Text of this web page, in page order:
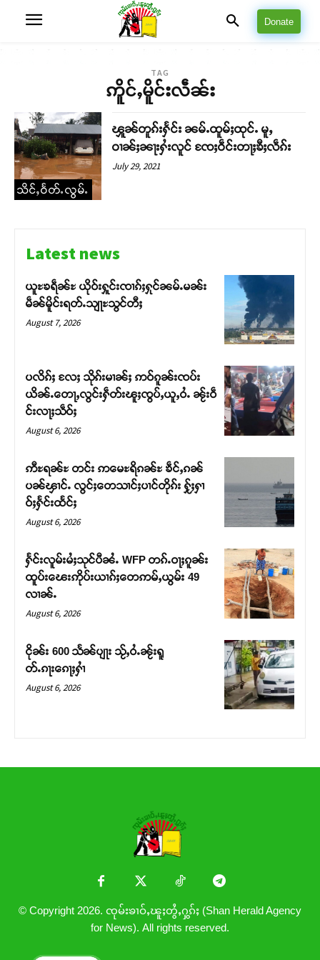
တႃႇႁႂ်ႈသဵင်ၵၢင်ၸႂ်ၵူၼ်းမိူင်း ၵူႈတီႈၵူႈလႅၼ်ပေႃးတေၸွ
တ်ႇ တူဝ်ႈလုမ်ႈၾႃႉၼၼ်ႉ ၶဝ်ႈႁူမ်ႈၵမ်ႉထႅမ် ၸုမ်းၶၢ
ဝ်ႇၽူႈတွႆႇႁွၵ်ႈ လႆႈယူႇၶႃႈဢေႃႈ။
Donate
TAG
ဢိူင်ႇမိူင်းလဵၼ်း
သိင်ႇဝႅတ်ႉလွမ်ႉ
ၾူၼ်တူၵ်းႁႅင်း ၼမ်ႉထူမ်ႈထုင်ႉ မူႇ
ဝၢၼ်ႈၼႃးႁႆးလူင် ၸႄႈဝဵင်းတႃႈၶီႈလဵၵ်း
July 29, 2021
Latest news
ယူႊၶရဵၼ်ႊ ယိုဝ်းႁူင်းၸၢၵ်ႈႁုင်ၼမ်ႉမၼ်း
မဵၼ်မိူင်းရတ်ႉသျႃႊသွင်တီႈ
August 7, 2026
ပလိၵ်ႈ လႄႈ သိုၵ်းမၢၼ်ႈ ဢဝ်ၵူၼ်းၸပ်း
ယိၼ်ႉတေႃႇလွင်းႁဵတ်းၽူႈၸွပ်ႇယူႇဝႆႉ ၼႂ်းဝဵ
င်းလႃႈသဵဝ်ႈ
August 6, 2026
ဢီႊရၼ်ႊ တင်း ဢမေႊရိၵၼ်ႊ ၶဵင်ႇၵၼ်
ပၼ်ၾၢင်ႉ လွင်ႈတေသၢင်ႈပၢင်တိုၵ်း ႁႂ်ႈႁၢ
ဝ်ႈႁႅင်းထႅင်ႈ
August 6, 2026
ႁႅင်းလူမ်းမႆႈသုင်ပီၼႆႉ WFP တၵ်ႉဝႃႈၵူၼ်း
ထူပ်းၽေးဢိုပ်းယၢၵ်ႈတေဢမ်ႇယွမ်း 49
လၢၼ်ႉ
August 6, 2026
ငိုၼ်း 600 သႅၼ်ပျႃး သႂ်ႇဝႆႉၼႂ်းရူ
တ်ႉၵႃးၵေႃႈႁၢႆ
August 6, 2026
© Copyright 2026. ၸုမ်းၶၢဝ်ႇၽူႈတွႆႇႁွၵ်ႈ (Shan Herald Agency
for News). All rights reserved.